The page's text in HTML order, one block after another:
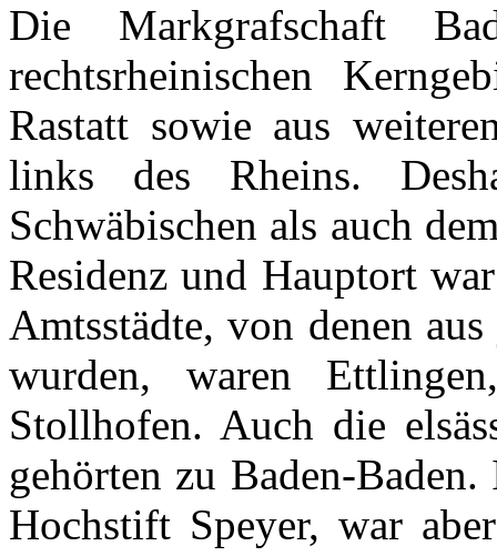
Die Markgrafschaft
rechtsrheinischen
Rastatt sowie aus
links des Rheins.
Schwäbischen als auch
Residenz und Hauptort
Amtsstädte, von denen aus
wurden, waren Ettlingen
Stollhofen. Auch die
gehörten zu Baden-Baden.
Hochstift Speyer, war aber